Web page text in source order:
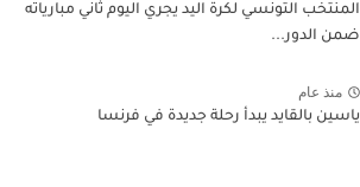
المنتخب التونسي لكرة اليد يجري اليوم ثاني مبارياته
ضمن الدور...
منذ عام
ياسين بالقايد يبدأ رحلة جديدة في فرنسا